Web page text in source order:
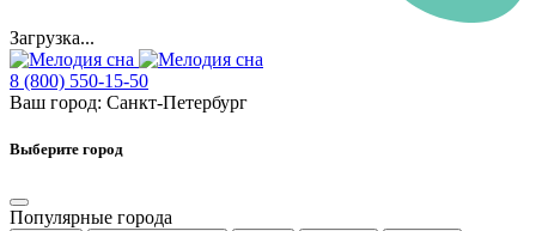
Загрузка...
8 (800) 550-15-50
Ваш город: Санкт-Петербург
Выберите город
Популярные города